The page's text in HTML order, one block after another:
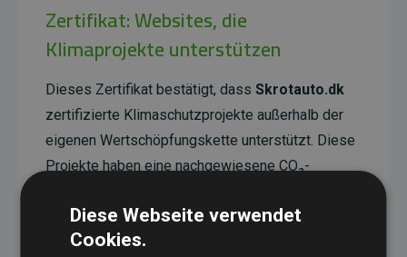
Zertifikat: Websites, die
Klimaprojekte unterstützen
Dieses Zertifikat bestätigt, dass Skrotauto.dk
zertifizierte Klimaschutzprojekte außerhalb der
eigenen Wertschöpfungskette unterstützt. Diese
Projekte haben eine nachgewiesene CO₂-
Doppelten der geschätzten Emissionen der
Website entspricht.
Diese Webseite verwendet
Cookies.